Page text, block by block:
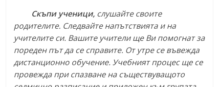
Скъпи ученици, слушайте своите
родителите. Следвайте напътствията и на
учителите си. Вашите учители ще Ви помогнат за
пореден път да се справите. От утре се въвежда
дистанционно обучение. Учебният процес ще се
провежда при спазване на съществуващото